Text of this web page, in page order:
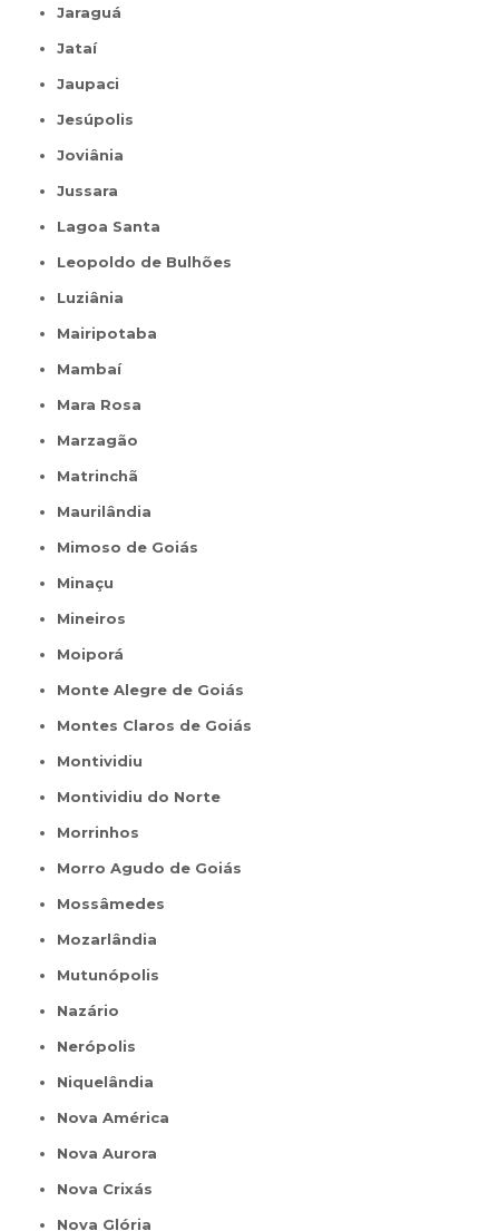
Jaraguá
Jataí
Jaupaci
Jesúpolis
Joviânia
Jussara
Lagoa Santa
Leopoldo de Bulhões
Luziânia
Mairipotaba
Mambaí
Mara Rosa
Marzagão
Matrinchã
Maurilândia
Mimoso de Goiás
Minaçu
Mineiros
Moiporá
Monte Alegre de Goiás
Montes Claros de Goiás
Montividiu
Montividiu do Norte
Morrinhos
Morro Agudo de Goiás
Mossâmedes
Mozarlândia
Mutunópolis
Nazário
Nerópolis
Niquelândia
Nova América
Nova Aurora
Nova Crixás
Nova Glória